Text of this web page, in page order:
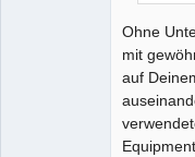
Ohne
mit
auf